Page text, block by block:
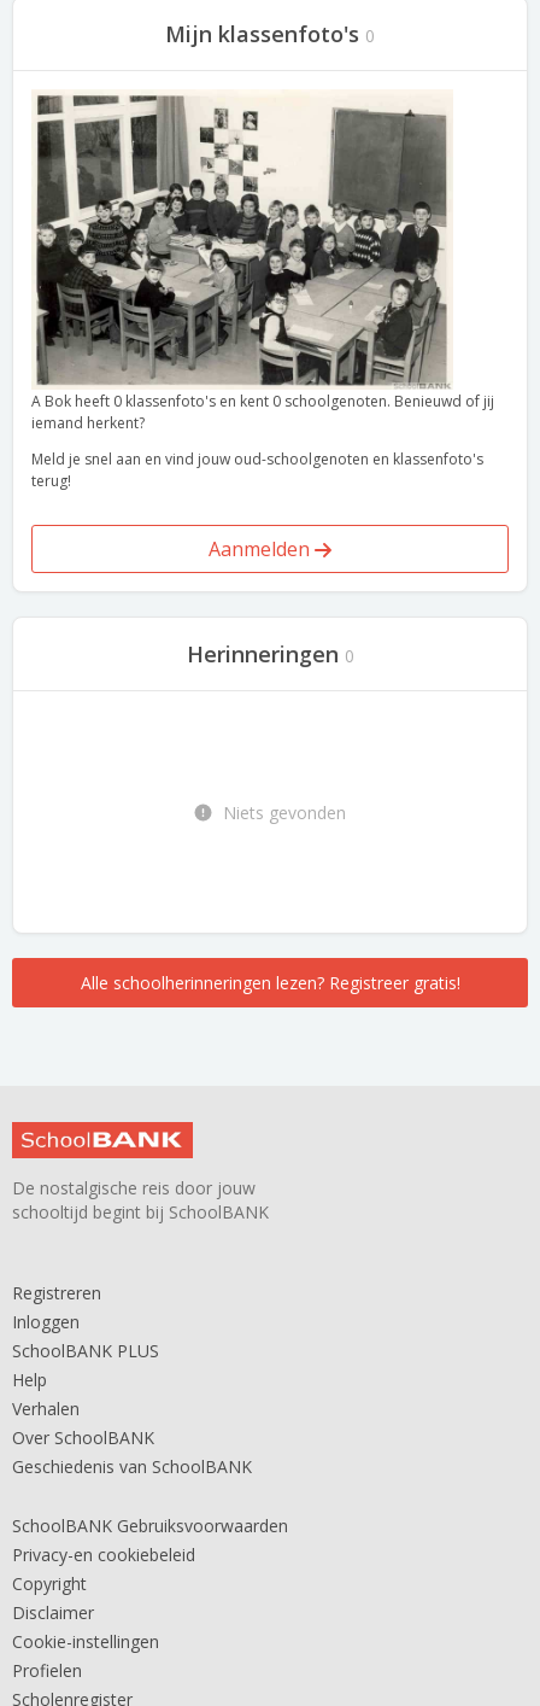
Mijn klassenfoto's 0
A Bok heeft 0 klassenfoto's en kent 0 schoolgenoten. Benieuwd of jij
iemand herkent?
Meld je snel aan en vind jouw oud-schoolgenoten en klassenfoto's
terug!
Aanmelden
Herinneringen 0
Niets gevonden
Alle schoolherinneringen lezen? Registreer gratis!
De nostalgische reis door jouw
schooltijd begint bij SchoolBANK
Registreren
Inloggen
SchoolBANK PLUS
Help
Verhalen
Over SchoolBANK
Geschiedenis van SchoolBANK
SchoolBANK Gebruiksvoorwaarden
Privacy-en cookiebeleid
Copyright
Disclaimer
Cookie-instellingen
Profielen
Scholenregister